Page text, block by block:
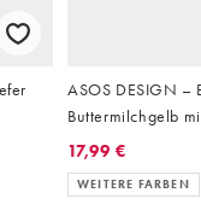
ASOS DESIGN –
Buttermilchgelb
Rockteil mit
17,99 €
WEITERE FARBEN